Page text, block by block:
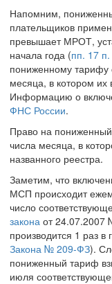
Напомним,
плательщиков
превышает МРОТ,
начала года (пп. 17
пониженному тарифу
месяца, в котором
Информацию о
ФНС России.
Право на
числа месяца, в
названного реестра.
Заметим, что
МСП происходит
число
закона от 24.07.2007
производится 1 раз
Закона № 209-ФЗ).
пониженный тариф
июля